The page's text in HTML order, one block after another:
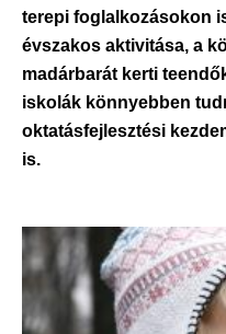
terepi foglalkozásokon
évszakos aktivitása, a
madárbarát kerti
iskolák könnyebben
oktatásfejlesztési
is.